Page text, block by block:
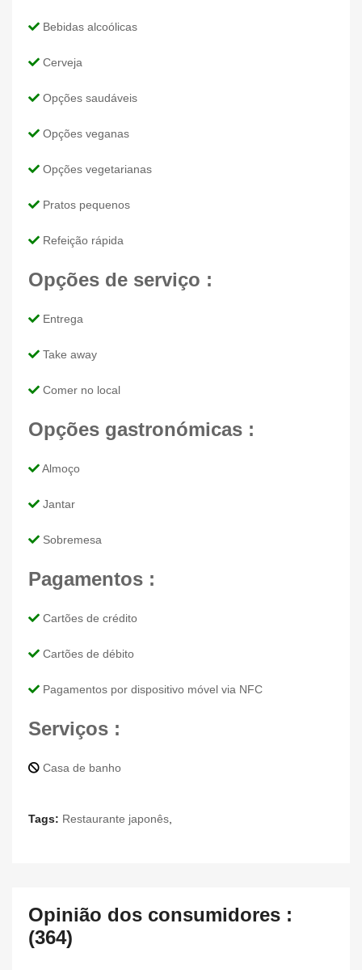
Bebidas alcoólicas
Cerveja
Opções saudáveis
Opções veganas
Opções vegetarianas
Pratos pequenos
Refeição rápida
Opções de serviço :
Entrega
Take away
Comer no local
Opções gastronómicas :
Almoço
Jantar
Sobremesa
Pagamentos :
Cartões de crédito
Cartões de débito
Pagamentos por dispositivo móvel via NFC
Serviços :
Casa de banho
Tags: Restaurante japonês
Opinião dos consumidores :
(364)